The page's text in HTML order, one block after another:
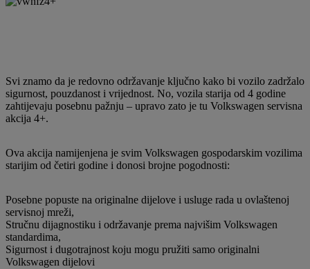
Svi znamo da je redovno održavanje ključno kako bi vozilo zadržalo
sigurnost, pouzdanost i vrijednost. No, vozila starija od 4 godine
zahtijevaju posebnu pažnju – upravo zato je tu Volkswagen servisna
akcija 4+.
Ova akcija namijenjena je svim Volkswagen gospodarskim vozilima
starijim od četiri godine i donosi brojne pogodnosti:
Posebne popuste na originalne dijelove i usluge rada u ovlaštenoj
servisnoj mreži,
Stručnu dijagnostiku i održavanje prema najvišim Volkswagen
standardima,
Sigurnost i dugotrajnost koju mogu pružiti samo originalni
Volkswagen dijelovi